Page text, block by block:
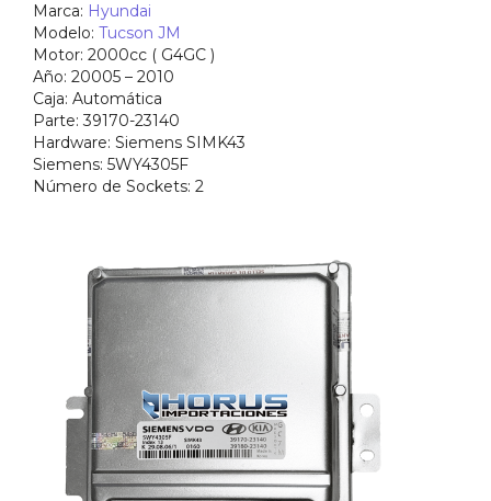
Marca: Hyundai
Modelo: Tucson JM
Motor: 2000cc ( G4GC )
Año: 20005 – 2010
Caja: Automática
Parte: 39170-23140
Hardware: Siemens SIMK43
Siemens: 5WY4305F
Número de Sockets: 2